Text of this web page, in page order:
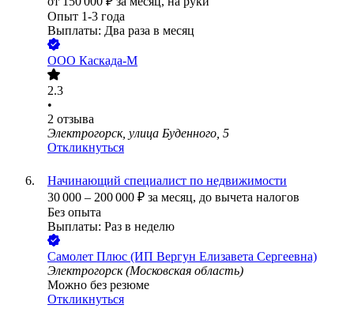
Опыт 1-3 года
Выплаты: Два раза в месяц
ООО Каскада-М
2.3
•
2 отзыва
Электрогорск, улица Буденного, 5
Откликнуться
Начинающий специалист по недвижимости
30 000 – 200 000 ₽ за месяц, до вычета налогов
Без опыта
Выплаты: Раз в неделю
Самолет Плюс (ИП Вергун Елизавета Сергеевна)
Электрогорск (Московская область)
Можно без резюме
Откликнуться